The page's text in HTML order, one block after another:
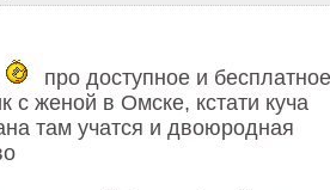
про доступное и
с женой в Омске, кстати куча
там учатся и двоюродная